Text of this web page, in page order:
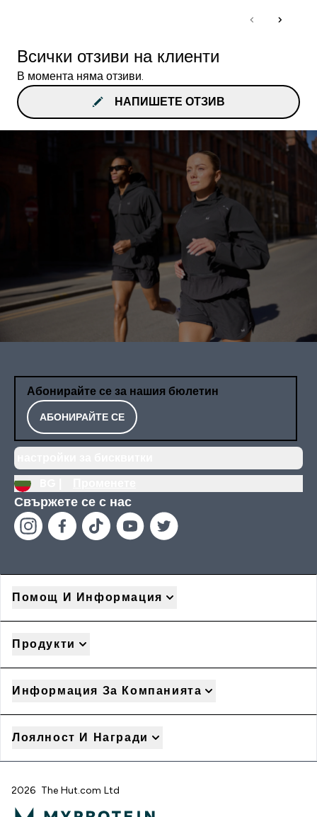
Всички отзиви на клиенти
В момента няма отзиви.
НАПИШЕТЕ ОТЗИВ
Абонирайте се за нашия бюлетин
АБОНИРАЙТЕ СЕ
Свържете се с нас
Помощ И Информация
Продукти
Информация За Компанията
Лоялност И Награди
2026 The Hut.com Ltd